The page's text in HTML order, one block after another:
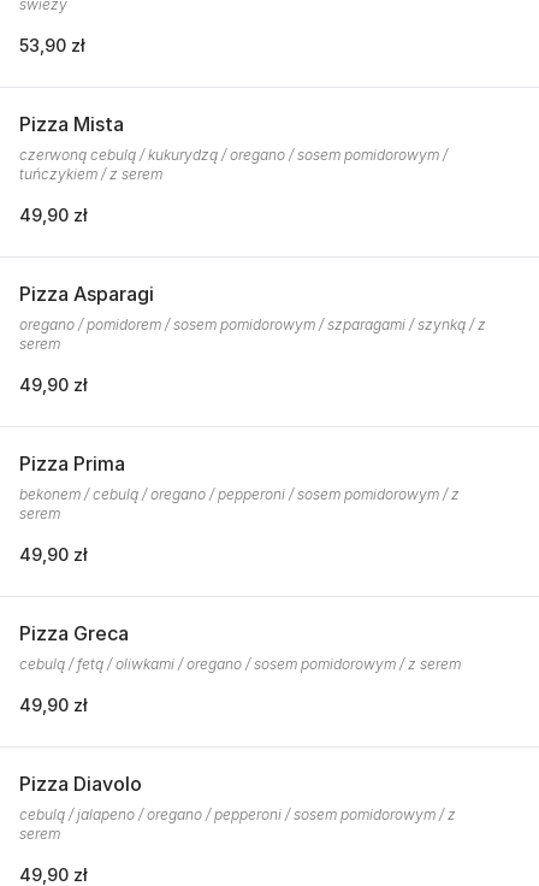
świeży
53,90 zł
Pizza Mista
czerwoną cebulą / kukurydzą / oregano / sosem pomidorowym /
tuńczykiem / z serem
49,90 zł
Pizza Asparagi
oregano / pomidorem / sosem pomidorowym / szparagami / szynką / z
serem
49,90 zł
Pizza Prima
bekonem / cebulą / oregano / pepperoni / sosem pomidorowym / z
serem
49,90 zł
Pizza Greca
cebulą / fetą / oliwkami / oregano / sosem pomidorowym / z serem
49,90 zł
Pizza Diavolo
cebulą / jalapeno / oregano / pepperoni / sosem pomidorowym / z
serem
49,90 zł